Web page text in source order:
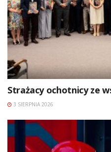
Strażacy ochotnicy ze
3 SIERPNIA 2026